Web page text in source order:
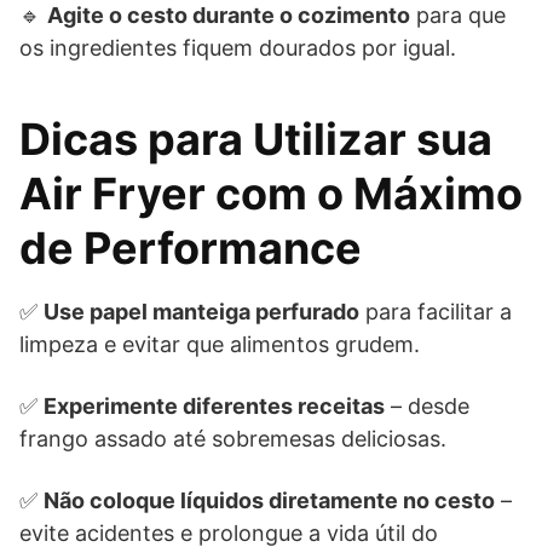
🔹 Agite o cesto durante o cozimento para que
os ingredientes fiquem dourados por igual.
Dicas para Utilizar sua
Air Fryer com o Máximo
de Performance
✅ Use papel manteiga perfurado para facilitar a
limpeza e evitar que alimentos grudem.
✅ Experimente diferentes receitas – desde
frango assado até sobremesas deliciosas.
✅ Não coloque líquidos diretamente no cesto –
evite acidentes e prolongue a vida útil do